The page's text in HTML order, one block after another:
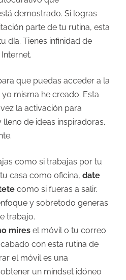
demostrado. Si logras
parte de tu rutina, esta
día. Tienes infinidad de
que puedas acceder a la
misma he creado. Esta
la activación para
de ideas inspiradoras.
como si trabajas por tu
casa como oficina, date
como si fueras a salir.
y sobretodo generas
trabajo.
mires el móvil o tu correo
con esta rutina de
el móvil es una
un mindset idóneo